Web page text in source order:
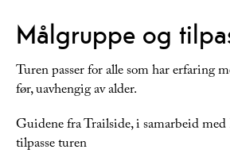
Målgruppe og
Turen passer for alle som har erfaring
før, uavhengig av alder.
Guidene fra Trailside, i samarbeid
tilpasse turen